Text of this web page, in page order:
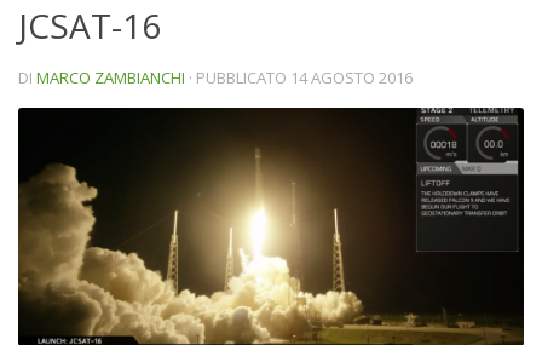
JCSAT-16
DI MARCO ZAMBIANCHI · PUBBLICATO 14 AGOSTO 2016